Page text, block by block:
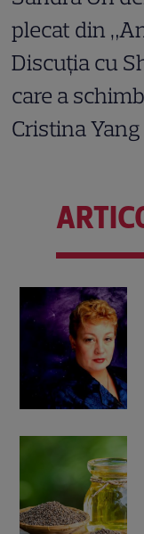
plecat din
Discuția cu
care a
Cristina Yang